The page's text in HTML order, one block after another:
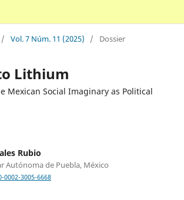
/ Vol. 7 Núm. 11 (2025) / Dossier
Lithium
Mexican Social Imaginary as Political
Rubio
Autónoma de Puebla, México
3005-6668